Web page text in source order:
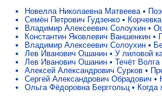
Новелла Николаевна Матвеева•
Семён Петрович Гудзенко • Корчевка
Владимир Алексеевич Солоухин •
Константин Яковлевич Ваншенкин •
Владимир Алексеевич Солоухин •
Лев Иванович Ошанин • У лиловой
Лев Иванович Ошанин • Течёт Волга
Алексей Александрович Сурков •
Сергей Александрович Обрадович •
Ольга Фёдоровна Берггольц• Когда